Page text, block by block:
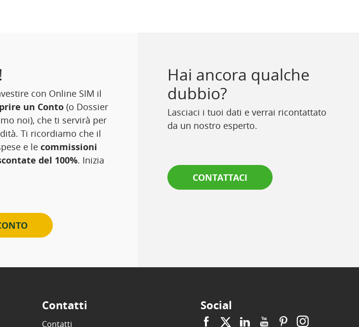
con Online SIM il
un Conto (o Dossier
noi), che ti servirà per
Ti ricordiamo che il
e le commissioni
del 100%. Inizia
Hai ancora qualche
dubbio?
Lasciaci i tuoi dati e verrai ricontattato
da un nostro esperto.
CONTATTACI
Contatti
Contatti
Social